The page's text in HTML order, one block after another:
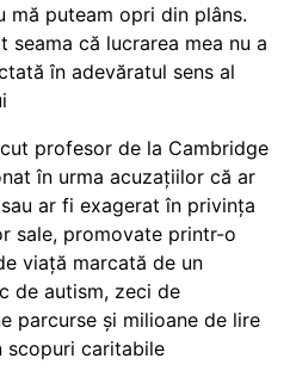
mă puteam opri din plâns.
seama că lucrarea mea nu a
în adevăratul sens al
profesor de la Cambridge
în urma acuzațiilor că ar
ar fi exagerat în privința
sale, promovate printr-o
viață marcată de un
de autism, zeci de
parcurse și milioane de lire
scopuri caritabile